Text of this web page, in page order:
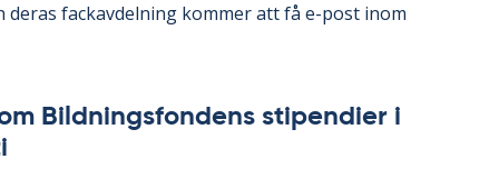
de­ras fackav­del­ning kom­mer att få e-post inom
Bild­nings­fon­dens sti­pen­di­er i